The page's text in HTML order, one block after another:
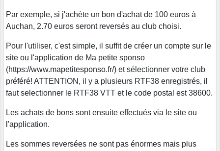
Par exemple, si j'achète un bon d'achat de 100 euros à
Auchan, 2.70 euros seront reversés au club choisi.
Pour l'utiliser, c'est simple, il suffit de créer un compte sur le
site ou l'application de Ma petite sponso
(https://www.mapetitesponso.fr/) et sélectionner votre club
préféré! ATTENTION, il y a plusieurs RTF38 enregistrés, il
faut selectionner le RTF38 VTT et le code postal est 38600.
Les achats de bons sont ensuite effectués via le site ou
l'application.
Les sommes reversées ne sont pas énormes mais plus